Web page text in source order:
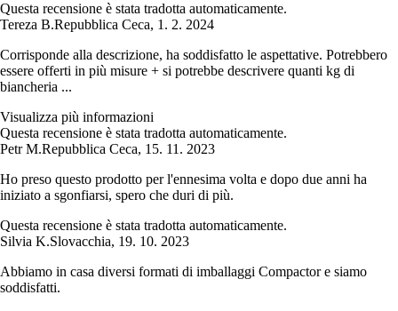
Questa recensione è stata tradotta automaticamente.
Tereza B.Repubblica Ceca, 1. 2. 2024
Corrisponde alla descrizione, ha soddisfatto le aspettative. Potrebbero
essere offerti in più misure + si potrebbe descrivere quanti kg di
biancheria ...
Visualizza più informazioni
Questa recensione è stata tradotta automaticamente.
Petr M.Repubblica Ceca, 15. 11. 2023
Ho preso questo prodotto per l'ennesima volta e dopo due anni ha
iniziato a sgonfiarsi, spero che duri di più.
Questa recensione è stata tradotta automaticamente.
Silvia K.Slovacchia, 19. 10. 2023
Abbiamo in casa diversi formati di imballaggi Compactor e siamo
soddisfatti.